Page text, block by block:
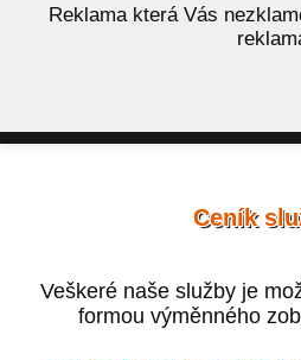
Reklama která Vás
Ceník
Veškeré naše služby je
formou výměnného